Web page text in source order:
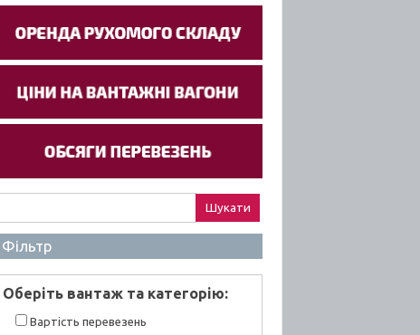
Фільтр
Оберiть вантаж та категорiю:
Вартiсть перевезень